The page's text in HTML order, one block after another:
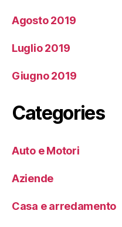
Agosto 2019
Luglio 2019
Giugno 2019
Categories
Auto e Motori
Aziende
Casa e arredamento